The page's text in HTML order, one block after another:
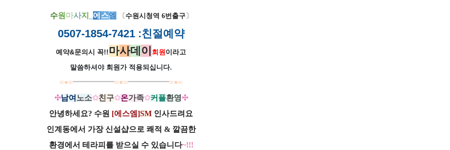
수원 마사지 에 스엠 〔 수원시청역 6번출구〕
0507-1854-7421:친절예약
예약&문의시 꼭!!마사데 이 회원 이라고
말씀하셔야 회원가 적용되십니다.
∞●∞━━━━━━∞●∞━━━━━━∞●∞
✣남여 노소✿친구✿온가족✿커플환영✣
안녕하세요? 수원 [에스엠]SM 인사드려요
인계동에서 가장 신설샵으로 쾌적 & 깔끔한
환경에서 테라피를 받으실 수 있습니다~!!!